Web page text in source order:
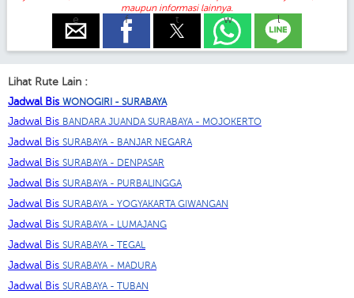
maupun informasi lainnya.
e f t w l
Lihat Rute Lain :
Jadwal Bis WONOGIRI - SURABAYA
Jadwal Bis BANDARA JUANDA SURABAYA - MOJOKERTO
Jadwal Bis SURABAYA - BANJAR NEGARA
Jadwal Bis SURABAYA - DENPASAR
Jadwal Bis SURABAYA - PURBALINGGA
Jadwal Bis SURABAYA - YOGYAKARTA GIWANGAN
Jadwal Bis SURABAYA - LUMAJANG
Jadwal Bis SURABAYA - TEGAL
Jadwal Bis SURABAYA - MADURA
Jadwal Bis SURABAYA - TUBAN